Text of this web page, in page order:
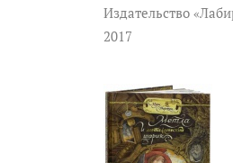
Издательство
2017